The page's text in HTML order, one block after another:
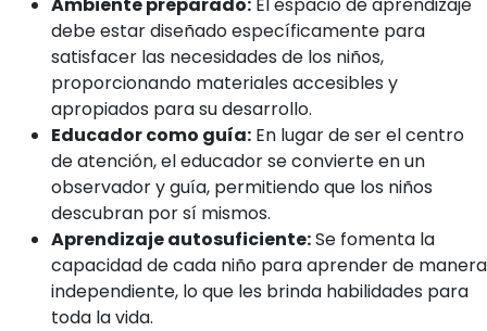
debe estar diseñado específicamente para
satisfacer las necesidades de los niños,
proporcionando materiales accesibles y
apropiados para su desarrollo.
Educador como guía: En lugar de ser el centro
de atención, el educador se convierte en un
observador y guía, permitiendo que los niños
descubran por sí mismos.
Aprendizaje autosuficiente:Se fomenta la
capacidad de cada niño para aprender de manera
independiente, lo que les brinda habilidades para
toda la vida.